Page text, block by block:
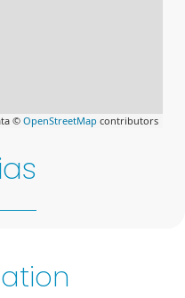
© OpenStreetMap contributors